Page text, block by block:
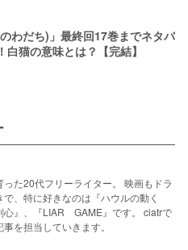
わだち)」最終回17巻までネタバ
白猫の意味とは？【完結】
た20代フリーライター。 映画もドラ
、特に好きなのは『ハウルの動く
心』、『LIAR GAME』です。 ciatrで
を担当していきます。